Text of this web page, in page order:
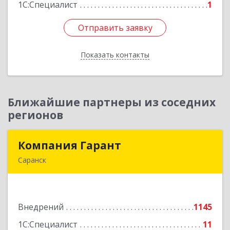
1С:Специалист 1
Отправить заявку
Показать контакты
Отправить заявку
Назад
Ближайшие партнеры из соседних
регионов
Компания Гарант
Саранск
Внедрений
1145
1С:Специалист
11
Компания Гарант
Подробнее